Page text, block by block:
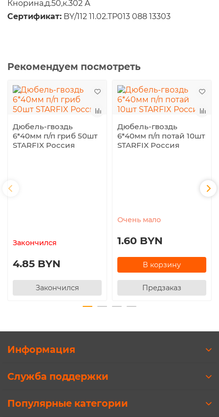
Кнорина,д.50,к.302 А
Сертификат: BY/112 11.02.ТР013 088 13303
Рекомендуем посмотреть
Дюбель-гвоздь
6*40мм п/п гриб 50шт
STARFIX Россия
Закончился
4.85 BYN
Закончился
Дюбель-гвоздь
6*40мм п/п потай 10шт
STARFIX Россия
Очень мало
1.60 BYN
В корзину
Предзаказ
Информация
Служба поддержки
Популярные категории